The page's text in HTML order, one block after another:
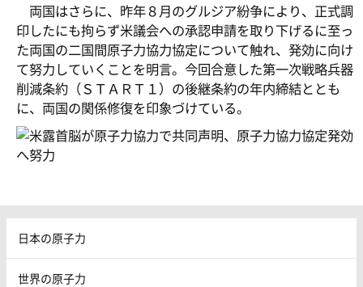
両国はさらに、昨年８月のグルジア紛争により、正式調
印したにも拘らず米議会への承認申請を取り下げるに至っ
た両国の二国間原子力協力協定について触れ、発効に向け
て努力していくことを明言。今回合意した第一次戦略兵器
削減条約（ＳＴＡＲＴ１）の後継条約の年内締結ととも
に、両国の関係修復を印象づけている。
日本の原子力
世界の原子力